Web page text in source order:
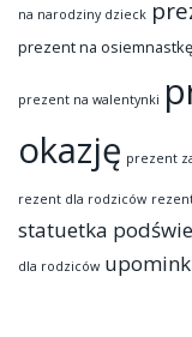
na narodziny dzieck
prezent na osiemnastkę
prezent na walentynki
okazję prezent
rezent dla rodziców
statuetka
dla rodziców